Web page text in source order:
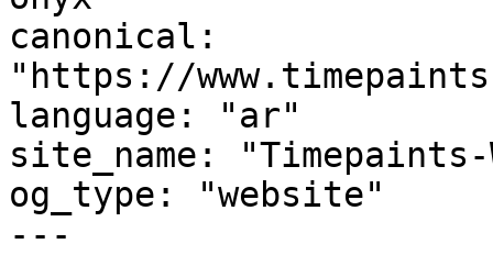
canonical:
"https://
language: "ar"
site_name:
og_type: "website"
---